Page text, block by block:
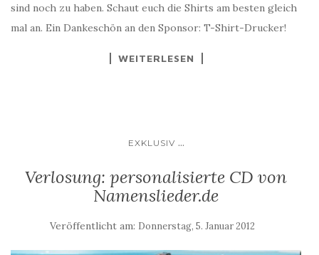
sind noch zu haben. Schaut euch die Shirts am besten gleich
mal an. Ein Dankeschön an den Sponsor: T-Shirt-Drucker!
WEITERLESEN
EXKLUSIV ...
Verlosung: personalisierte CD von
Namenslieder.de
Veröffentlicht am: Donnerstag, 5. Januar 2012